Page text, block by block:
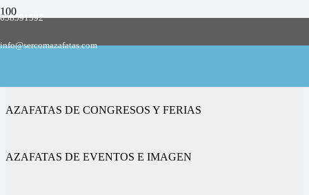
658591592
info@sercomazafatas.com
AZAFATAS DE CONGRESOS Y FERIAS
AZAFATAS DE EVENTOS E IMAGEN